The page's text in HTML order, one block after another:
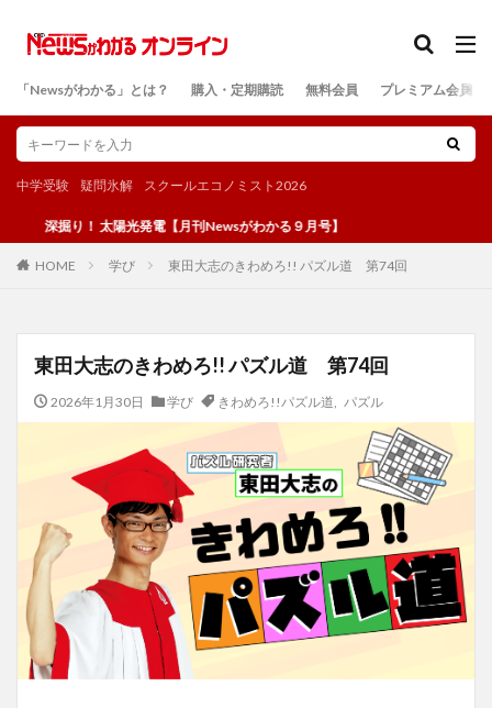
「Newsがわかる」とは？ 購入・定期購読 無料会員 プレミアム会員
中学受験 疑問氷解 スクールエコノミスト2026
り！ 太陽光発電【月刊Newsがわかる９月号】
HOME 学び 東田大志のきわめろ!! パズル道 第74回
東田大志のきわめろ!! パズル道 第74回
2026年1月30日 学び きわめろ!!パズル道 パズル
検索